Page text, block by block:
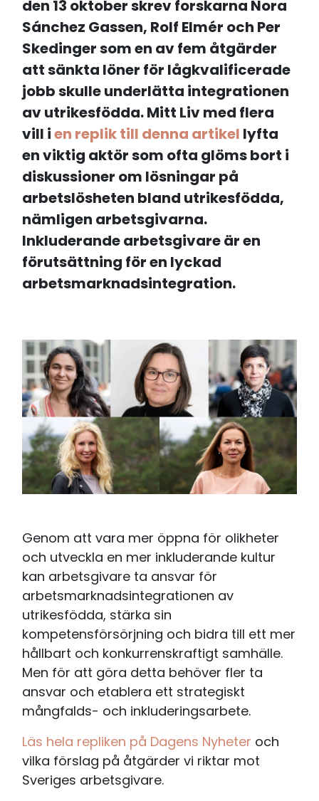
den 13 oktober skrev forskarna Nora
Sánchez Gassen, Rolf Elmér och Per
Skedinger som en av fem åtgärder
att sänkta löner för lågkvalificerade
jobb skulle underlätta integrationen
av utrikesfödda.Mitt Liv med flera
vill ien replik till denna artikel lyfta
en viktig aktör som ofta glöms bort i
diskussioner om lösningar på
arbetslösheten bland utrikesfödda,
nämligen arbetsgivarna.
Inkluderande arbetsgivare är en
förutsättning för en lyckad
arbetsmarknadsintegration.
Genom att vara mer öppna för olikheter
och utveckla en mer inkluderande kultur
kan arbetsgivare ta ansvar för
arbetsmarknadsintegrationen av
utrikesfödda, stärka sin
kompetensförsörjning och bidra till ett mer
hållbart och konkurrenskraftigt samhälle.
Men för att göra detta behöver fler ta
ansvar och etablera ett strategiskt
mångfalds- och inkluderingsarbete.
Läs hela repliken på Dagens Nyheter och
vilka förslag på åtgärder vi riktar mot
Sveriges arbetsgivare.